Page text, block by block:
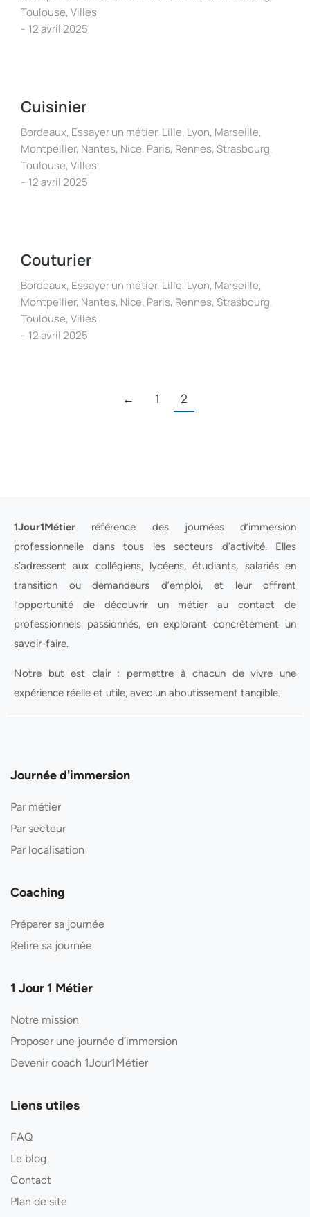
Toulouse, Villes
12 avril 2025
Cuisinier
Bordeaux, Essayer un métier, Lille, Lyon, Marseille,
Montpellier, Nantes, Nice, Paris, Rennes, Strasbourg,
Toulouse, Villes
12 avril 2025
Couturier
Bordeaux, Essayer un métier, Lille, Lyon, Marseille,
Montpellier, Nantes, Nice, Paris, Rennes, Strasbourg,
Toulouse, Villes
12 avril 2025
← 1 2
1Jour1Métier référence des journées d’immersion
professionnelle dans tous les secteurs d’activité. Elles
s’adressent aux collégiens, lycéens, étudiants, salariés en
transition ou demandeurs d’emploi, et leur offrent
l’opportunité de découvrir un métier au contact de
professionnels passionnés, en explorant concrètement un
savoir-faire.
Notre but est clair : permettre à chacun de vivre une
expérience réelle et utile, avec un aboutissement tangible.
Journée d'immersion
Par métier
Par secteur
Par localisation
Coaching
Préparer sa journée
Relire sa journée
1 Jour 1 Métier
Notre mission
Proposer une journée d’immersion
Devenir coach 1Jour1Métier
Liens utiles
FAQ
Le blog
Contact
Plan de site